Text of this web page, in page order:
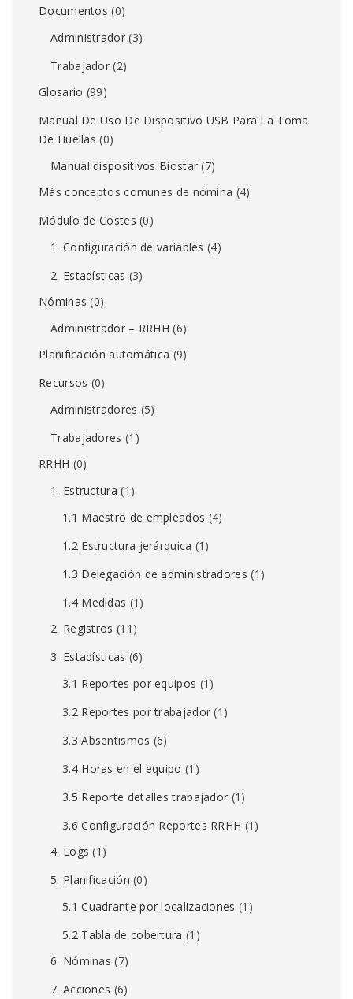
Documentos (0)
Administrador(3)
Trabajador (2)
Glosario (99)
Manual De Uso De Dispositivo USB Para La Toma
De Huellas (0)
Manual dispositivos Biostar (7)
Más conceptos comunes de nómina (4)
Módulo de Costes (0)
1. Configuración de variables (4)
2. Estadísticas (3)
Nóminas (0)
Administrador – RRHH (6)
Planificación automática (9)
Recursos (0)
Administradores (5)
Trabajadores (1)
RRHH (0)
1. Estructura (1)
1.1 Maestro de empleados (4)
1.2 Estructura jerárquica (1)
1.3 Delegación de administradores (1)
1.4 Medidas (1)
2. Registros (11)
3. Estadísticas (6)
3.1 Reportes por equipos (1)
3.2 Reportes por trabajador (1)
3.3 Absentismos (6)
3.4 Horas en el equipo (1)
3.5 Reporte detalles trabajador (1)
3.6 Configuración Reportes RRHH (1)
4. Logs (1)
5. Planificación (0)
5.1 Cuadrante por localizaciones (1)
5.2 Tabla de cobertura (1)
6. Nóminas (7)
7. Acciones (6)